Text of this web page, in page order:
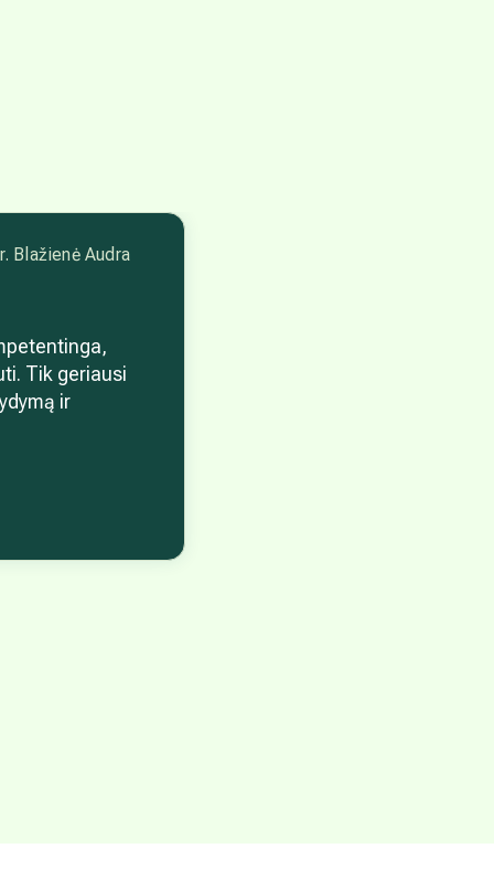
Blažienė Audra
Tik geriausi
ir